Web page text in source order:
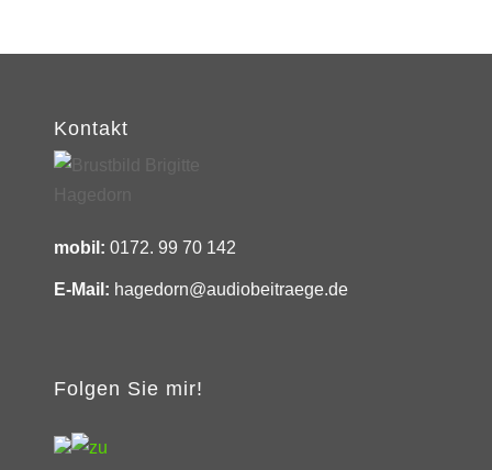
Kontakt
mobil: 0172. 99 70 142
E-Mail: hagedorn@audiobeitraege.de
Folgen Sie mir!